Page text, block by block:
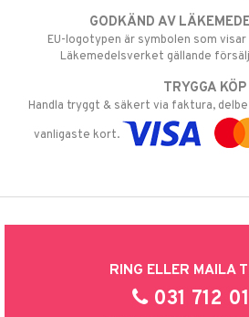
GODKÄND AV
EU-logotypen är symbolen som
Läkemedelsverket gällande
TRYGGA KÖP
Handla tryggt & säkert via faktura,
vanligaste kort.
RING ELLER MAILA
031 712